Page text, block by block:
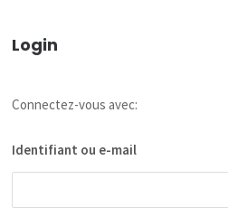
Login
Connectez-vous avec:
Identifiant ou e-mail